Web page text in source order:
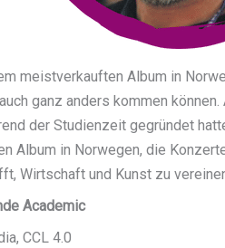
meistverkauften Album in
ganz anders kommen
der Studienzeit gegründet
Album in Norwegen, die
Wirtschaft und Kunst zu
Academic
CCL 4.0